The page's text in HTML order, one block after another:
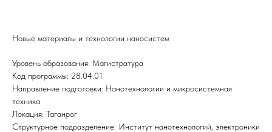
Новые материалы и технологии наносистем
Уровень образования: Магистратура
Код программы: 28.04.01
Направление подготовки: Нанотехнологии и микросистемная
техника
Локация: Таганрог
Структурное подразделение: Институт нанотехнологий, электроники